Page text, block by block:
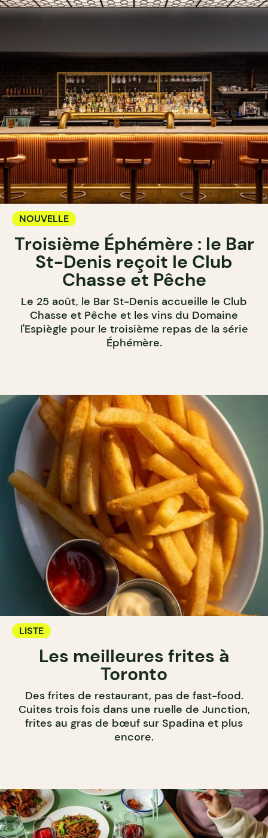
NOUVELLE
Troisième Éphémère : le Bar
St-Denis reçoit le Club
Chasse et Pêche
Le 25 août, le Bar St-Denis accueille le Club
Chasse et Pêche et les vins du Domaine
l'Espiègle pour le troisième repas de la série
Éphémère.
LISTE
Les meilleures frites à
Toronto
Des frites de restaurant, pas de fast-food.
Cuites trois fois dans une ruelle de Junction,
frites au gras de bœuf sur Spadina et plus
encore.